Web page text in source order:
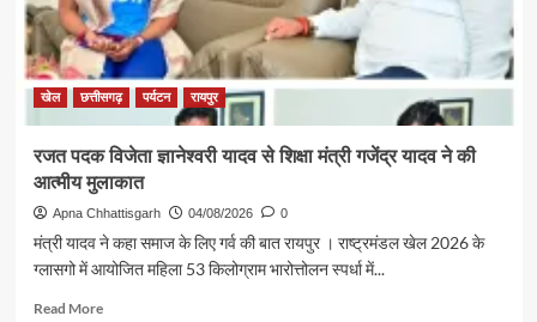
खेल छत्तीसगढ़ पर्यटन रायपुर
रजत पदक विजेता ज्ञानेश्वरी यादव से शिक्षा मंत्री गजेंद्र यादव ने की
आत्मीय मुलाकात
Apna Chhattisgarh 04/08/2026 0
मंत्री यादव ने कहा समाज के लिए गर्व की बात रायपुर । राष्ट्रमंडल खेल 2026 के
ग्लासगो में आयोजित महिला 53 किलोग्राम भारोत्तोलन स्पर्धा में...
Read MoreRead